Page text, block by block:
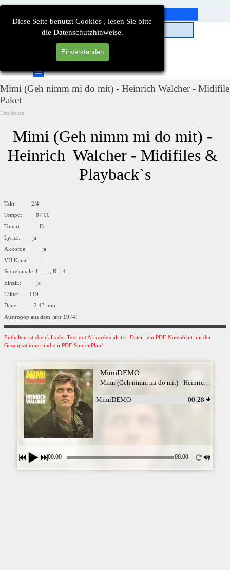
Diese Seite benutzt Cookies , lesen Sie bitte
die Datenschutzhinweise.
Einverstanden
Direkt zum Seiteninhalt
Menü überspringen
Mimi (Geh nimm mi do mit) - Heinrich Walcher - Midifile
Paket
Detailseiten
Mimi (Geh nimm mi do mit) -
Heinrich  Walcher - Midifiles &
Playback`s
Takt: 2/4
Tempo: 87.00
Tonart: D
Lyrics: ja
Akkorde: ja
VH Kanal: --
Scorekanäle: L = --, R = 4
Einzlr.: ja
Takte: 119
Dauer: 2:43 min
Austropop aus dem Jahr 1974!
Enthalten ist ebenfalls der Text mit Akkorden als txt. Datei, ein PDF-Notenblatt mit der
Gesangsstimme und ein PDF-SpurenPlan!
MimiDEMO
Mimi (Geh nimm mi do mit) - Heinrich Walcher
MimiDEMO 00:28
00:00 00:00